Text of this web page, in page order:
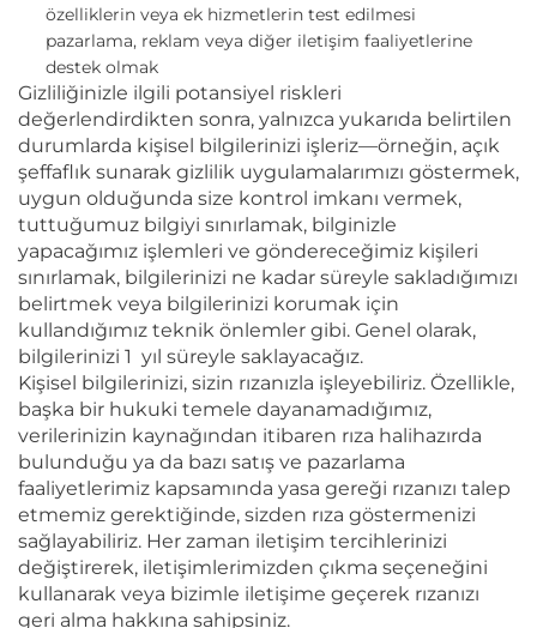
özelliklerin veya ek hizmetlerin test edilmesi
pazarlama, reklam veya diğer iletişim faaliyetlerine
destek olmak
Gizliliğinizle ilgili potansiyel riskleri
değerlendirdikten sonra, yalnızca yukarıda belirtilen
durumlarda kişisel bilgilerinizi işleriz—örneğin, açık
şeffaflık sunarak gizlilik uygulamalarımızı göstermek,
uygun olduğunda size kontrol imkanı vermek,
tuttuğumuz bilgiyi sınırlamak, bilginizle
yapacağımız işlemleri ve göndereceğimiz kişileri
sınırlamak, bilgilerinizi ne kadar süreyle sakladığımızı
belirtmek veya bilgilerinizi korumak için
kullandığımız teknik önlemler gibi. Genel olarak,
bilgilerinizi 1 yıl süreyle saklayacağız.
Kişisel bilgilerinizi, sizin rızanızla işleyebiliriz. Özellikle,
başka bir hukuki temele dayanamadığımız,
verilerinizin kaynağından itibaren rıza halihazırda
bulunduğu ya da bazı satış ve pazarlama
faaliyetlerimiz kapsamında yasa gereği rızanızı talep
etmemiz gerektiğinde, sizden rıza göstermenizi
sağlayabiliriz. Her zaman iletişim tercihlerinizi
değiştirerek, iletişimlerimizden çıkma seçeneğini
kullanarak veya bizimle iletişime geçerek rızanızı
geri alma hakkına sahipsiniz.